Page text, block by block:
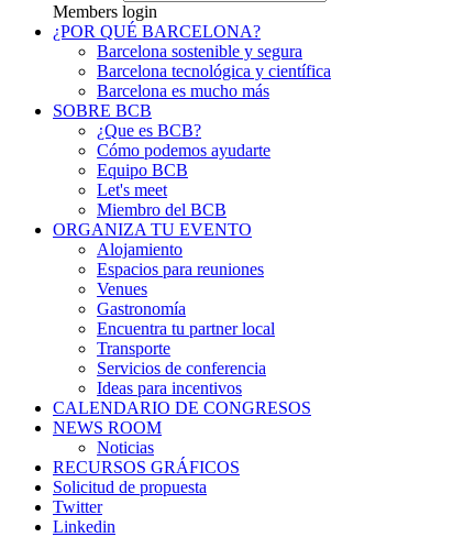
Members login
¿POR QUÉ BARCELONA?
Barcelona sostenible y segura
Barcelona tecnológica y científica
Barcelona es mucho más
SOBRE BCB
¿Que es BCB?
Cómo podemos ayudarte
Equipo BCB
Let's meet
Miembro del BCB
ORGANIZA TU EVENTO
Alojamiento
Espacios para reuniones
Venues
Gastronomía
Encuentra tu partner local
Transporte
Servicios de conferencia
Ideas para incentivos
CALENDARIO DE CONGRESOS
NEWS ROOM
Noticias
RECURSOS GRÁFICOS
Solicitud de propuesta
Twitter
Linkedin